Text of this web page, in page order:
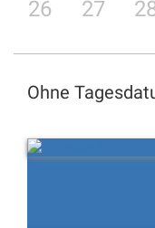
26 27
Ohne